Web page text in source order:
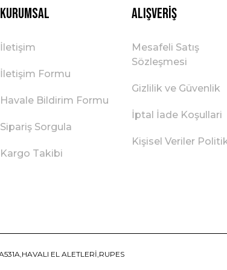
Kurumsal
İletişim
İletişim Formu
Havale Bildirim Formu
Sipariş Sorgula
Kargo Takibi
Alışveriş
Mesafeli Satış
Sözleşmesi
Gizlilik ve Güvenlik
İptal İade Koşullari
Kişisel Veriler